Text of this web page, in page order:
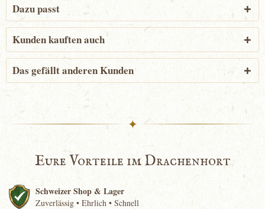
Dazu passt
Kunden kauften auch
Das gefällt anderen Kunden
✦
Eure Vorteile im Drachenhort
Schweizer Shop & Lager
Zuverlässig • Ehrlich • Schnell